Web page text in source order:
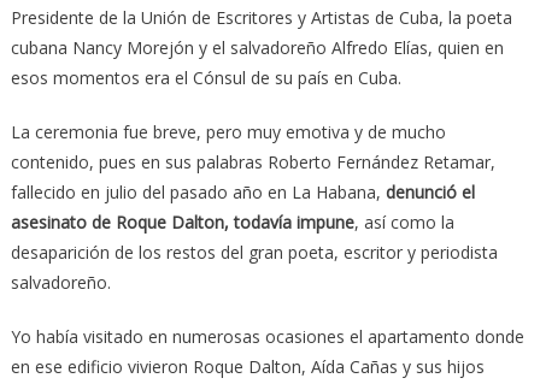
Presidente de la Unión de Escritores y Artistas de Cuba, la poeta
cubana Nancy Morejón y el salvadoreño Alfredo Elías, quien en
esos momentos era el Cónsul de su país en Cuba.
La ceremonia fue breve, pero muy emotiva y de mucho
contenido, pues en sus palabras Roberto Fernández Retamar,
fallecido en julio del pasado año en La Habana, denunció el
asesinato de Roque Dalton, todavía impune, así como la
desaparición de los restos del gran poeta, escritor y periodista
salvadoreño.
Yo había visitado en numerosas ocasiones el apartamento donde
en ese edificio vivieron Roque Dalton, Aída Cañas y sus hijos